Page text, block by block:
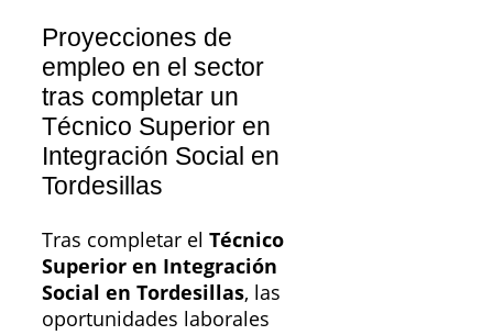
Proyecciones de
empleo en el sector
tras completar un
Técnico Superior en
Integración Social en
Tordesillas
Tras completar el Técnico
Superior en Integración
Social en Tordesillas, las
oportunidades laborales